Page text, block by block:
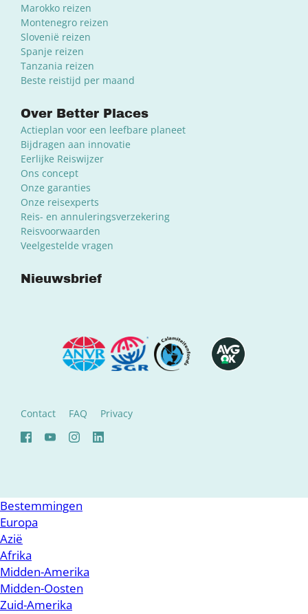
Marokko reizen
Montenegro reizen
Slovenië reizen
Spanje reizen
Tanzania reizen
Beste reistijd per maand
Over Better Places
Actieplan voor een leefbare planeet
Bijdragen aan innovatie
Eerlijke Reiswijzer
Ons concept
Onze garanties
Onze reisexperts
Reis- en annuleringsverzekering
Reisvoorwaarden
Veelgestelde vragen
Nieuwsbrief
Contact FAQ Privacy
Bestemmingen
Europa
Azië
Afrika
Midden-Amerika
Midden-Oosten
Zuid-Amerika